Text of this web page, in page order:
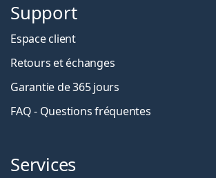
Support
Espace client
Retours et échanges
Garantie de 365 jours
FAQ - Questions fréquentes
Services